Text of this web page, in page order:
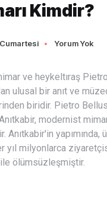
Kimdir?
Yorum Yok
ulusal bir anıt ve
biridir. Pietro
Anıtkabir, modernist
yıl milyonlarca
ile ölümsüzleşmiştir.